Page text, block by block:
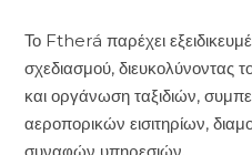
Το Ftherá παρέχει
σχεδιασμού, διευκολύνοντας
και οργάνωση ταξιδιών,
αεροπορικών εισιτηρίων,